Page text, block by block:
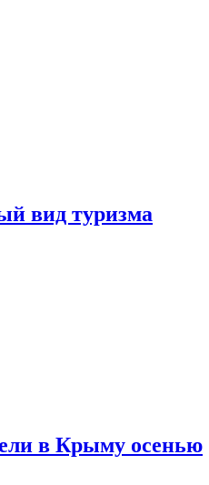
вид туризма
в Крыму осенью